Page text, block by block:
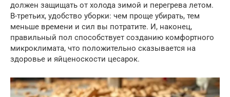
должен защищать от холода зимой и перегрева летом.
В-третьих, удобство уборки: чем проще убирать, тем
меньше времени и сил вы потратите. И, наконец,
правильный пол способствует созданию комфортного
микроклимата, что положительно сказывается на
здоровье и яйценоскости цесарок.